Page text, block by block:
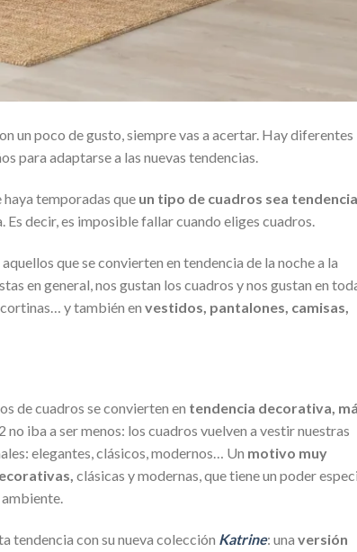
un poco de gusto, siempre vas a acertar. Hay diferentes
para adaptarse a las nuevas tendencias.
haya temporadas que un tipo de cuadros sea tendencia
Es decir, es imposible fallar cuando eliges cuadros.
que se convierten en tendencia de la noche a la
en general, nos gustan los cuadros y nos gustan en
y también en vestidos, pantalones, camisas,
de cuadros se convierten en tendencia decorativa,
iba a ser menos: los cuadros vuelven a vestir nuestras
elegantes, clásicos, modernos… Un motivo muy
clásicas y modernas, que tiene un poder
tendencia con su nueva colección Katrine: una versión